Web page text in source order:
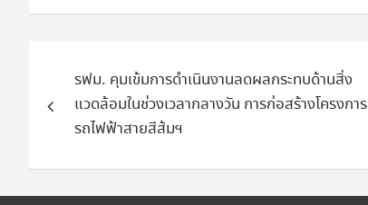
เรื่องรฟม. คุมเข้มการดำเนินงานลดผลกระทบด้านสิ่ง
แวดล้อมในช่วงเวลากลางวัน การก่อสร้างโครงการ
รถไฟฟ้าสายสีส้มฯ